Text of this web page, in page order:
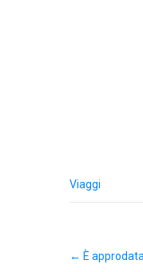
Viaggi
Post
navigation
← È